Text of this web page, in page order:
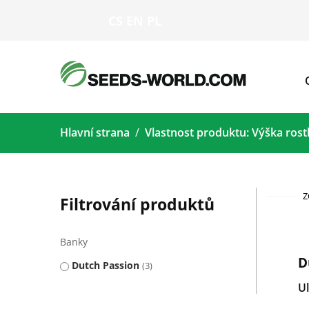
Hlavní strana Vlastnost produktu: Výška
Filtrování produktů
Banky
Dutch Passion 3